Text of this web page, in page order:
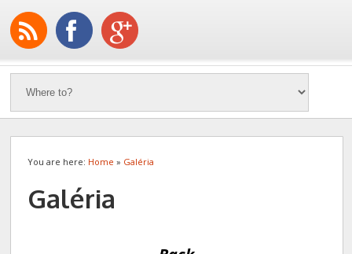
You are here: Home » Galéria
Galéria